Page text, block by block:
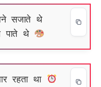
सजाते थे
पाते थे
रहता था